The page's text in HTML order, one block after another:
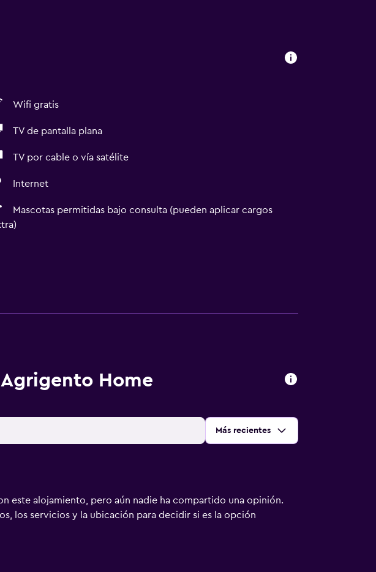
Wifi gratis
TV de pantalla plana
TV por cable o vía satélite
Internet
Mascotas permitidas bajo consulta (pueden aplicar cargos
Home
Ordenar por:
Más recientes
este alojamiento, pero aún nadie ha compartido una opinión.
los servicios y la ubicación para decidir si es la opción